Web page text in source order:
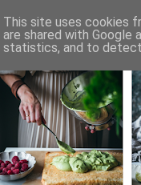
This site uses cookies
are shared with Google
statistics, and to detect